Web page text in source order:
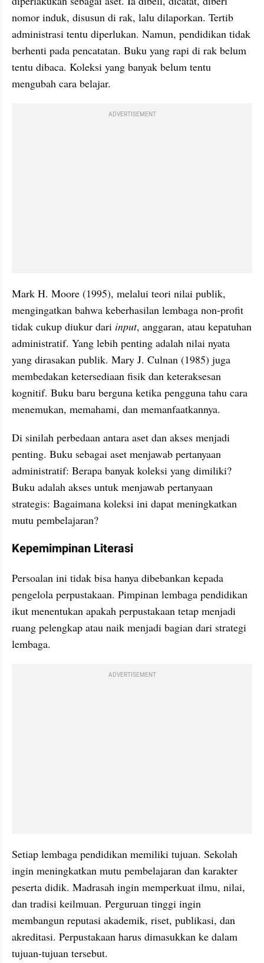
nomor induk, disusun di rak, lalu dilaporkan. Tertib
administrasi tentu diperlukan. Namun, pendidikan tidak
berhenti pada pencatatan. Buku yang rapi di rak belum
tentu dibaca. Koleksi yang banyak belum tentu
mengubah cara belajar.
ADVERTISEMENT
Mark H. Moore (1995), melalui teori nilai publik,
mengingatkan bahwa keberhasilan lembaga non-profit
tidak cukup diukur dari input, anggaran, atau kepatuhan
administratif. Yang lebih penting adalah nilai nyata
yang dirasakan publik. Mary J. Culnan (1985) juga
membedakan ketersediaan fisik dan keteraksesan
kognitif. Buku baru berguna ketika pengguna tahu cara
menemukan, memahami, dan memanfaatkannya.
Di sinilah perbedaan antara aset dan akses menjadi
penting. Buku sebagai aset menjawab pertanyaan
administratif: Berapa banyak koleksi yang dimiliki?
Buku adalah akses untuk menjawab pertanyaan
strategis: Bagaimana koleksi ini dapat meningkatkan
mutu pembelajaran?
Kepemimpinan Literasi
Persoalan ini tidak bisa hanya dibebankan kepada
pengelola perpustakaan. Pimpinan lembaga pendidikan
ikut menentukan apakah perpustakaan tetap menjadi
ruang pelengkap atau naik menjadi bagian dari strategi
lembaga.
ADVERTISEMENT
Setiap lembaga pendidikan memiliki tujuan. Sekolah
ingin meningkatkan mutu pembelajaran dan karakter
peserta didik. Madrasah ingin memperkuat ilmu, nilai,
dan tradisi keilmuan. Perguruan tinggi ingin
membangun reputasi akademik, riset, publikasi, dan
akreditasi. Perpustakaan harus dimasukkan ke dalam
tujuan-tujuan tersebut.